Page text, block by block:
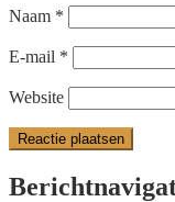
Naam *
E-mail *
Website